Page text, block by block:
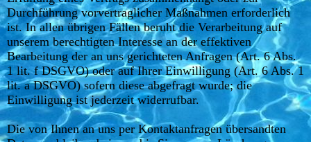
Durchführung vorvertraglicher Maßnahmen erforderlich
ist. In allen übrigen Fällen beruht die Verarbeitung auf
unserem berechtigten Interesse an der effektiven
Bearbeitung der an uns gerichteten Anfragen (Art. 6 Abs.
1 lit. f DSGVO) oder auf Ihrer Einwilligung (Art. 6 Abs. 1
lit. a DSGVO) sofern diese abgefragt wurde; die
Einwilligung ist jederzeit widerrufbar.
Die von Ihnen an uns per Kontaktanfragen übersandten